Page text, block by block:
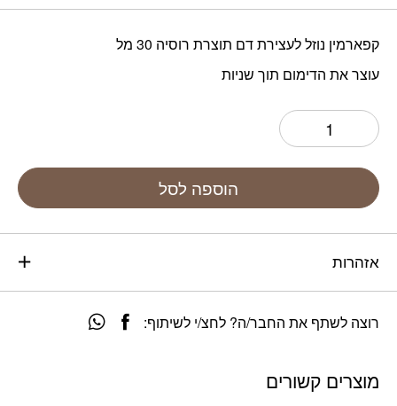
היה:
₪70.00.
הוא:
₪60.00.
קפארמין נוזל לעצירת דם תוצרת רוסיה 30 מל
עוצר את הדימום תוך שניות
הוספה לסל
אזהרות
רוצה לשתף את החבר/ה? לחצ/י לשיתוף:
מוצרים קשורים